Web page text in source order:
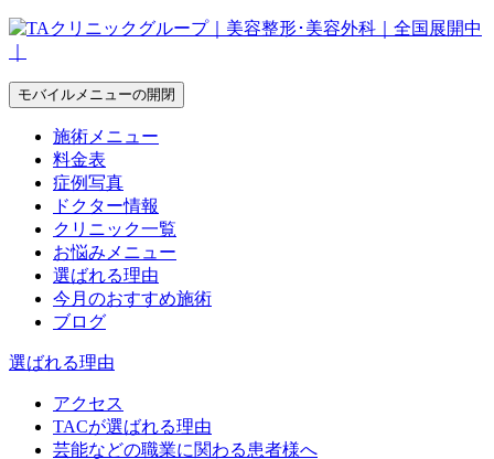
モバイルメニューの開閉
施術メニュー
料金表
症例写真
ドクター情報
クリニック一覧
お悩みメニュー
選ばれる理由
今月のおすすめ施術
ブログ
選ばれる理由
アクセス
TACが選ばれる理由
芸能などの職業に関わる患者様へ